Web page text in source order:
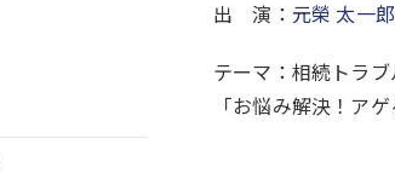
出 演： 元榮 太一郎
テーマ：相続トラブ
「お悩み解決！ア